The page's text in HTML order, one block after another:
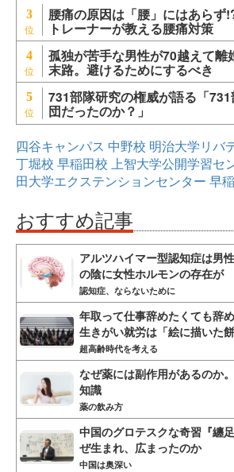
3 腰痛の原因は「腰」にはあら
トレーナーが教える腰痛対策
4 孤独が苦手な男性が70越えて離
末路。避けるためにするべき
5 731部隊研究の権威が語る「
団だったのか？」
四谷キャンパス 中野校 明治大学リバ
丁堀校 早稲田校 上智大学公開学習セ
田大学エクステンションセンター 早
おすすめ記事
アルツハイマー型認知症は男
の陰に女性ホルモンの存在が
認知症、ならないために
年取って仕事辞めたくても辞
生きがい就労は「絵に描いた
超高齢時代を考える
なぜ薬には副作用があるのか
知識
薬の飲み方
中国のグロテスクな奇習『纏
ぜ生まれ、広まったのか
中国は奥深い